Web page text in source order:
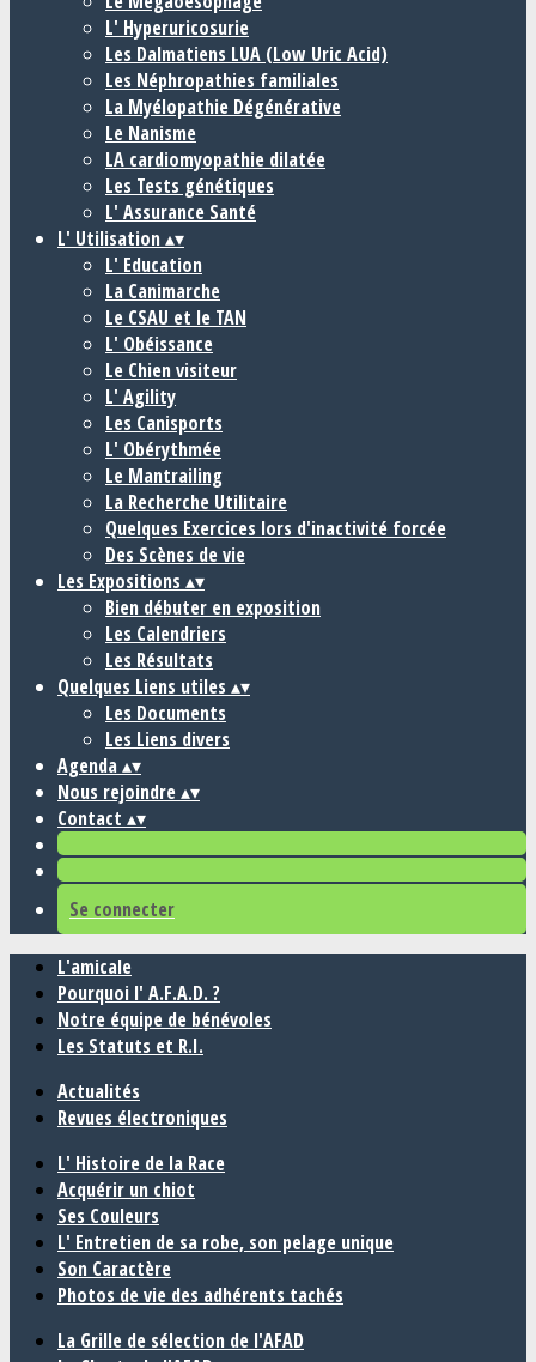
L' Hyperuricosurie
Les Dalmatiens LUA (Low Uric Acid)
Les Néphropathies familiales
La Myélopathie Dégénérative
Le Nanisme
LA cardiomyopathie dilatée
Les Tests génétiques
L' Assurance Santé
L' Utilisation▴▾
L' Education
La Canimarche
Le CSAU et le TAN
L' Obéissance
Le Chien visiteur
L' Agility
Les Canisports
L' Obérythmée
Le Mantrailing
La Recherche Utilitaire
Quelques Exercices lors d'inactivité forcée
Des Scènes de vie
Les Expositions ▴▾
Bien débuter en exposition
Les Calendriers
Les Résultats
Quelques Liens utiles ▴▾
Les Documents
Les Liens divers
Agenda▴▾
Nous rejoindre▴▾
Contact ▴▾
Se connecter
L'amicale
Pourquoi l' A.F.A.D. ?
Notre équipe de bénévoles
Les Statuts et R.I.
Actualités
Revues électroniques
L' Histoire de la Race
Acquérir un chiot
Ses Couleurs
L' Entretien de sa robe, son pelage unique
Son Caractère
Photos de vie des adhérents tachés
La Grille de sélection de l'AFAD